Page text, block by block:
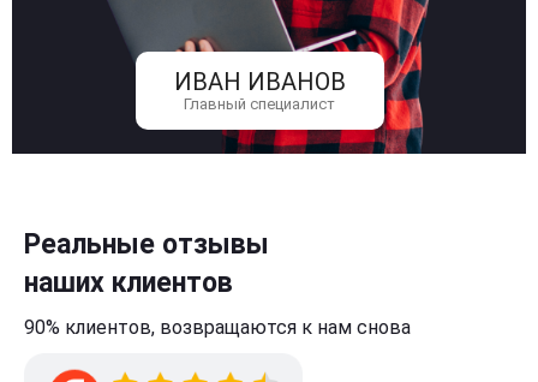
ИВАН ИВАНОВ
Главный специалист
Реальные отзывы
наших клиентов
90% клиентов, возвращаются к нам снова